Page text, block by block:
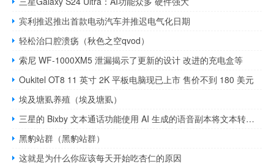
宾利推迟推出首款电动汽车并推迟电气化日期
轻松治口腔溃疡（秋色之空qvod）
索尼 WF-1000XM5 泄漏揭示了更新的设计 改进的充电盒等
Oukitel OT8 11 英寸 2K 平板电脑现已上市 售价不到 180 美元
埃及塘虱养殖（埃及塘虱）
三星的 Bixby 文本通话功能使用 AI 生成的语音副本将文本转换为语音
黑豹站群（黑豹站群）
这就是为什么你应该每天开始吃杏仁的原因